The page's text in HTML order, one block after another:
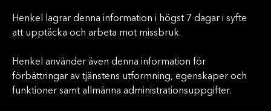
Henkel lagrar denna information i högst 7 dagar i syfte
att upptäcka och arbeta mot missbruk.
Henkel använder även denna information för
förbättringar av tjänstens utformning, egenskaper och
funktioner samt allmänna administrationsuppgifter.